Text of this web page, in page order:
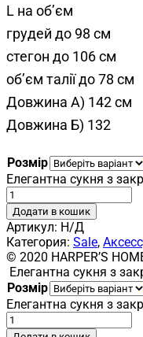
L на об’єм
грудей до 98 см
стегон до 106 см
об’єм талії до 78 см
Довжина А) 142 см
Довжина Б) 132
Розмір
Елегантна сукня з
Додати в кошик
Артикул: Н/Д
Категория: Sale,
© 2020 HARPER’S
Елегантна сукня з
Розмір
Елегантна сукня з